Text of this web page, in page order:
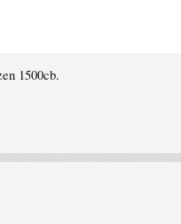
1500cb.